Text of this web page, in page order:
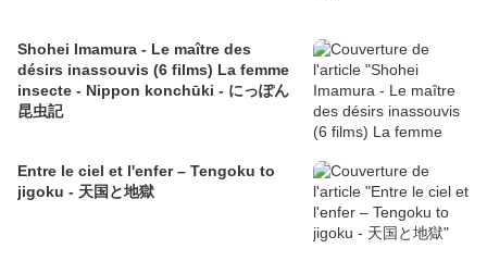
Shohei Imamura - Le maître des
désirs inassouvis (6 films) La femme
insecte - Nippon konchūki - にっぽん
昆虫記
Entre le ciel et l'enfer – Tengoku to
jigoku - 天国と地獄